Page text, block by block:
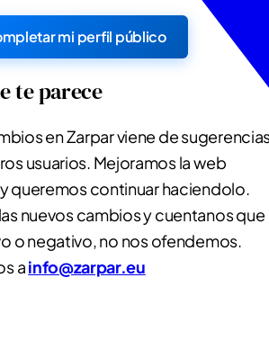
mi perfil público
te parece
en Zarpar viene de
usuarios. Mejoramos la web
queremos continuar haciendolo.
nuevos cambios y cuentanos que
o negativo, no nos ofendemos.
ainfo@zarpar.eu